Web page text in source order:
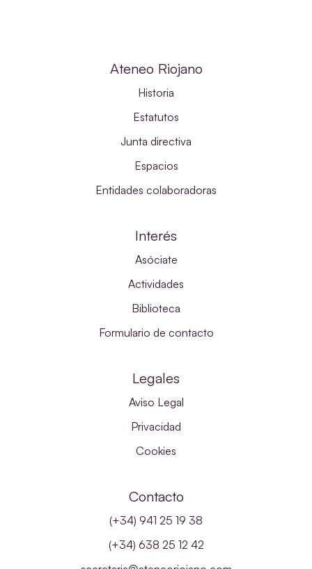
Ateneo Riojano
Historia
Estatutos
Junta directiva
Espacios
Entidades colaboradoras
Interés
Asóciate
Actividades
Biblioteca
Formulario de contacto
Legales
Aviso Legal
Privacidad
Cookies
Contacto
(+34) 941 25 19 38
(+34) 638 25 12 42